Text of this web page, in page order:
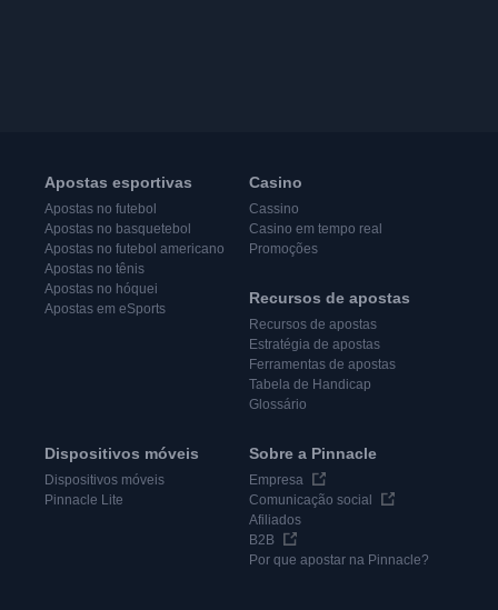
Apostas esportivas
Apostas no futebol
Apostas no basquetebol
Apostas no futebol americano
Apostas no tênis
Apostas no hóquei
Apostas em eSports
Casino
Cassino
Casino em tempo real
Promoções
Recursos de apostas
Recursos de apostas
Estratégia de apostas
Ferramentas de apostas
Tabela de Handicap
Glossário
Dispositivos móveis
Dispositivos móveis
Pinnacle Lite
Sobre a Pinnacle
Empresa
Comunicação social
Afiliados
B2B
Por que apostar na Pinnacle?